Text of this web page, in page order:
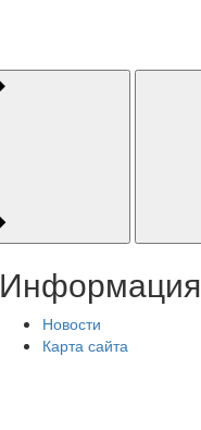
Информация
Новости
Карта сайта